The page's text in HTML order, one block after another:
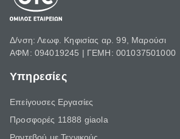
Δ/νση: Λεωφ. Κηφισίας αρ. 99, Μαρούσι
ΑΦΜ: 094019245 | ΓΕΜΗ: 001037501000
Υπηρεσίες
Επείγουσες Εργασίες
Προσφορές 11888 giaola